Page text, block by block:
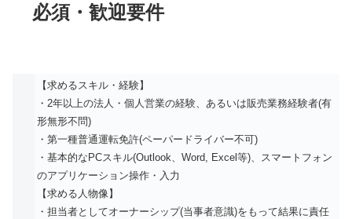
必須・歓迎要件
【求めるスキル・経験】
・2年以上の法人・個人営業の経験、あるいは販売業務経験者(有
形無形不問)
・第一種普通運転免許(ペーパードライバー不可)
・基本的なPCスキル(Outlook、Word, Excel等)、スマートフォン
のアプリケーション操作・入力
【求める人物像】
・担当者としてオーナーシップ(当事者意識)をもって結果に責任